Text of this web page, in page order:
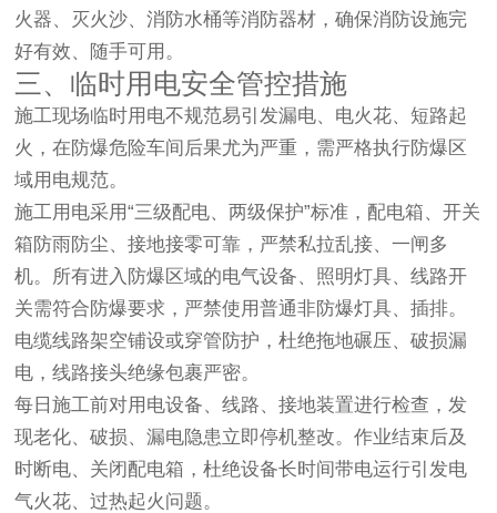
火器、灭火沙、消防水桶等消防器材，确保消防设施完
好有效、随手可用。
三、临时用电安全管控措施
施工现场临时用电不规范易引发漏电、电火花、短路起
火，在防爆危险车间后果尤为严重，需严格执行防爆区
域用电规范。
施工用电采用“三级配电、两级保护”标准，配电箱、开关
箱防雨防尘、接地接零可靠，严禁私拉乱接、一闸多
机。所有进入防爆区域的电气设备、照明灯具、线路开
关需符合防爆要求，严禁使用普通非防爆灯具、插排。
电缆线路架空铺设或穿管防护，杜绝拖地碾压、破损漏
电，线路接头绝缘包裹严密。
每日施工前对用电设备、线路、接地装置进行检查，发
现老化、破损、漏电隐患立即停机整改。作业结束后及
时断电、关闭配电箱，杜绝设备长时间带电运行引发电
气火花、过热起火问题。